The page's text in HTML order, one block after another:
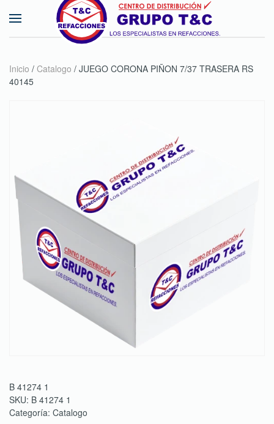
Skip to main content
Inicio / Catalogo / JUEGO CORONA PIÑON 7/37 TRASERA RS
40145
B 41274 1
SKU: B 41274 1
Categoría: Catalogo